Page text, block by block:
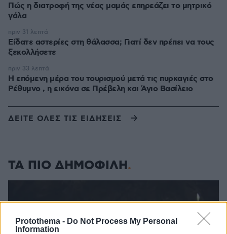
Protothema - Do Not Process My Personal
Information
Πώς η διατροφή της νέας μαμάς επηρεάζει το μητρικό
γάλα
Είδατε αστερίες στη θάλασσα; Γιατί δεν πρέπει να τους
ξεκολλήσετε
πριν 31 λεπτά
Η επόμενη μέρα του τουρισμού μετά τις πυρκαγιές στο
Ρέθυμνο , η εικόνα σε Πρέβελη και Άγιο Βασίλειο
πριν 33 λεπτά
ΔΕΙΤΕ ΟΛΕΣ ΤΙΣ ΕΙΔΗΣΕΙΣ
ΤΑ ΠΙΟ ΔΗΜΟΦΙΛΗ